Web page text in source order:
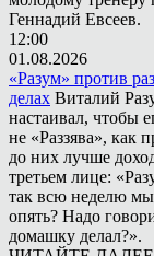
Геннадий Евсеев.
12:00
01.08.2026
«Разум» против
делах Виталий
настаивал, чтобы
не «Раззява», как
до них лучше
третьем лице:
так всю неделю
опять? Надо
домашку делал?».